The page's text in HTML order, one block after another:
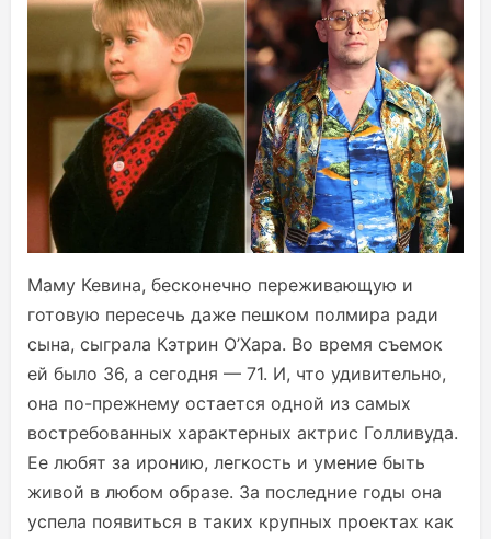
Маму Кевина, бесконечно переживающую и
готовую пересечь даже пешком полмира ради
сына, сыграла Кэтрин О’Хара. Во время съемок
ей было 36, а сегодня — 71. И, что удивительно,
она по-прежнему остается одной из самых
востребованных характерных актрис Голливуда.
Ее любят за иронию, легкость и умение быть
живой в любом образе. За последние годы она
успела появиться в таких крупных проектах как